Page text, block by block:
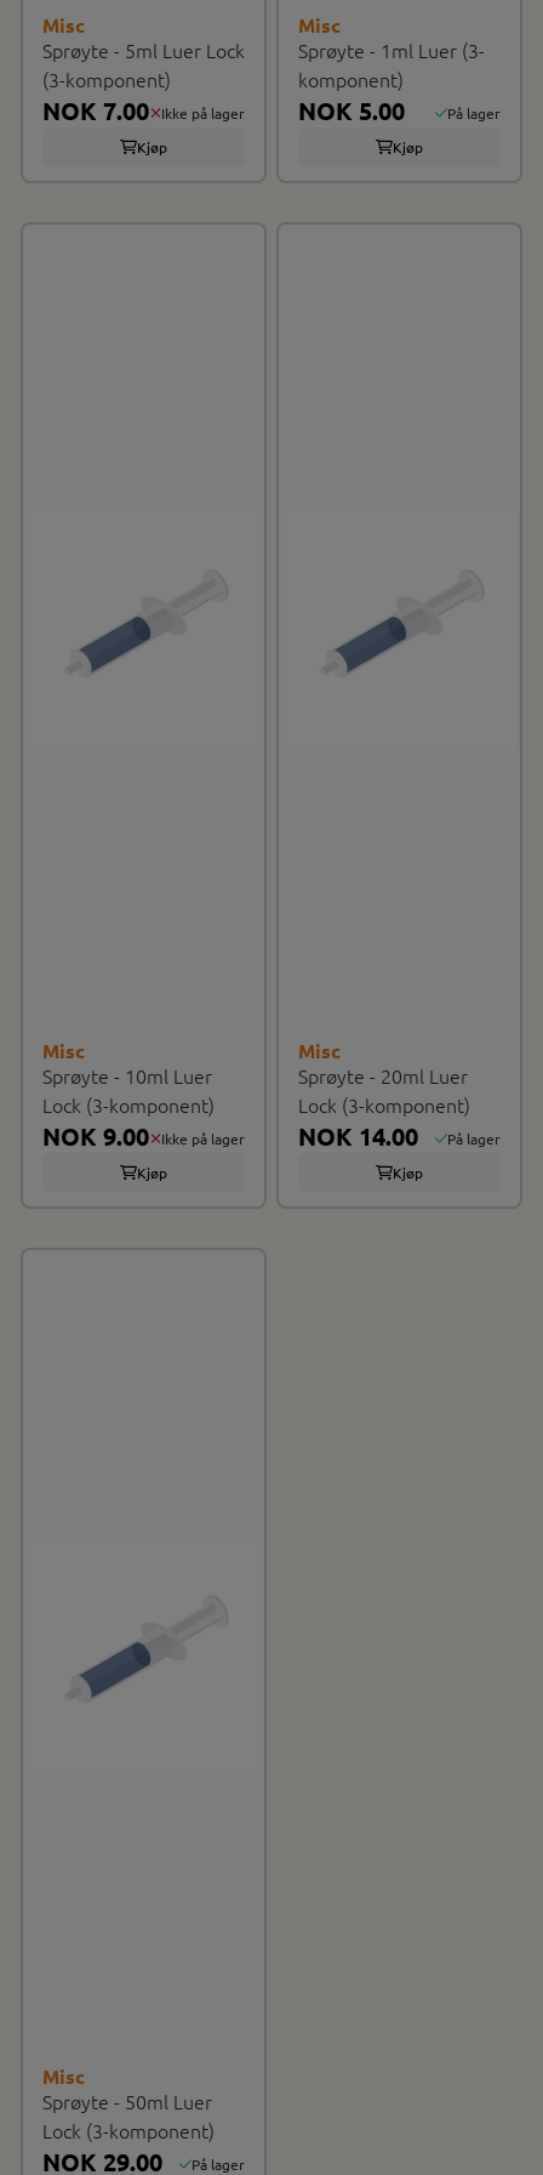
Misc
Sprøyte - 5ml Luer Lock
(3-komponent)
NOK 7.00
Ikke på lager
Kjøp
Misc
Sprøyte - 1ml Luer (3-
komponent)
NOK 5.00
På lager
Kjøp
Misc
Sprøyte - 10ml Luer
Lock (3-komponent)
NOK 9.00
Ikke på lager
Kjøp
Misc
Sprøyte - 20ml Luer
Lock (3-komponent)
NOK 14.00
På lager
Kjøp
Misc
Sprøyte - 50ml Luer
Lock (3-komponent)
NOK 29.00
På lager